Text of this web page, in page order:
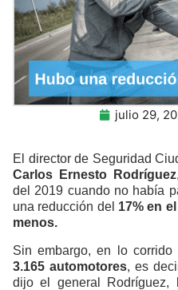
julio 29,
El director de Seguridad
Carlos Ernesto Rodríguez
del 2019 cuando no había
una reducción del 17% en
menos.
Sin embargo, en lo
3.165 automotores, es
dijo el general Rodríguez,